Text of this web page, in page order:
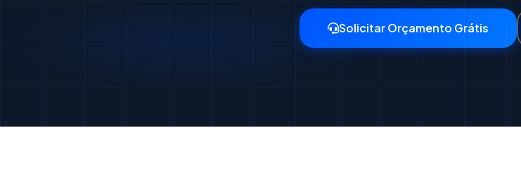
Solicitar Orçamento Grátis